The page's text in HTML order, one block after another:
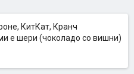
КитКат, Кранч
е шери (чоколадо со вишни)